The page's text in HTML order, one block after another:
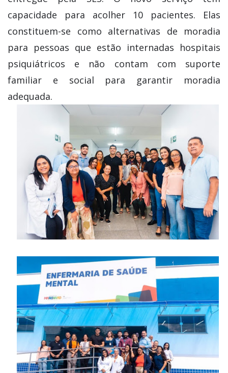
capacidade para acolher 10 pacientes. Elas
constituem-se como alternativas de moradia
para pessoas que estão internadas hospitais
psiquiátricos e não contam com suporte
familiar e social para garantir moradia
adequada.